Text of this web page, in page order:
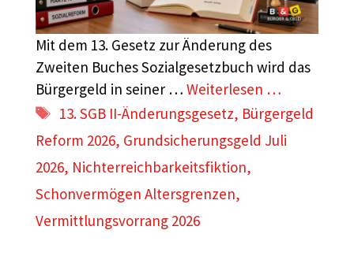
Mit dem 13. Gesetz zur Änderung des
Zweiten Buches Sozialgesetzbuch wird das
Bürgergeld in seiner … Weiterlesen …
Schlagwörter
13. SGB II-Änderungsgesetz, Bürgergeld
Reform 2026, Grundsicherungsgeld Juli
2026, Nichterreichbarkeitsfiktion,
Schonvermögen Altersgrenzen,
Vermittlungsvorrang 2026